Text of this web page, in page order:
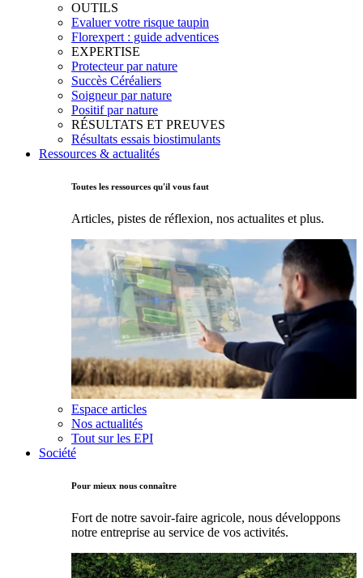
OUTILS
Evaluer votre risque taupin
Florexpert : guide adventices
EXPERTISE
Protecteur par nature
Succès Céréaliers
Soigneur par nature
Positif par nature
RÉSULTATS ET PREUVES
Résultats essais biostimulants
Ressources & actualités
Toutes les ressources qu'il vous faut
Articles, pistes de réflexion, nos actualites et plus.
Espace articles
Nos actualités
Tout sur les EPI
Société
Pour mieux nous connaître
Fort de notre savoir-faire agricole, nous développons
notre entreprise au service de vos activités.